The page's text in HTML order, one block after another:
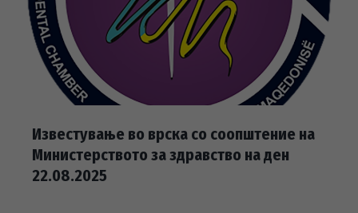
Известување во врска со соопштение на
Министерството за здравство на ден
22.08.2025